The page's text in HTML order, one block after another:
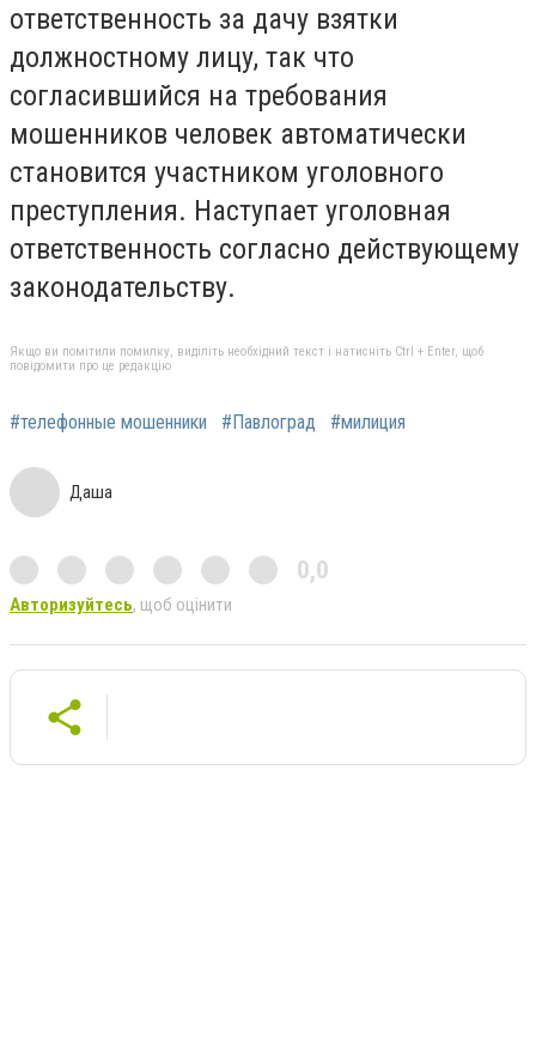
ответственность за дачу взятки
должностному лицу, так что
согласившийся на требования
мошенников человек автоматически
становится участником уголовного
преступления. Наступает уголовная
ответственность согласно действующему
законодательству.
Якщо ви помітили помилку, виділіть необхідний текст і натисніть Ctrl + Enter, щоб
повідомити про це редакцію
#телефонные мошенники #Павлоград #милиция
Даша
0,0
Авторизуйтесь, щоб оцінити